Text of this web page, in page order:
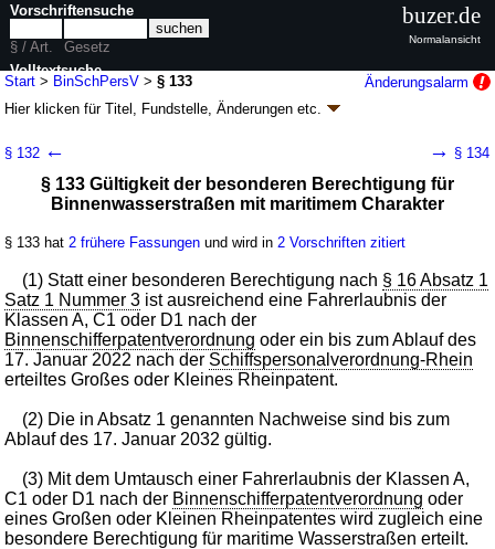
Start > BinSchPersV >§ 133
Änderungsalarm
Hier klicken fürTitel, Fundstelle, Änderungen etc.
(BinSchPersV)
Artikel 1 V. v. 26.11.2021BGBl. I S. 4982 ( Nr. 81); zuletzt geändert durch
Artikel 2V. v. 17.12.2025BGBl. 2025 I Nr. 381
der Binnenschifffahrt
Teil 7 Übergangs- und Schlussbestimmungen
§ 132 ← → § 134
§ 133 Gültigkeit der besonderen Berechtigung für
Binnenwasserstraßen mit maritimem Charakter
§ 133 hat 2 frühere Fassungen und wird in 2 Vorschriften zitiert
(1) Statt einer besonderen Berechtigung nach § 16 Absatz 1
Satz 1 Nummer 3 ist ausreichend eine Fahrerlaubnis der
Klassen A, C1 oder D1 nach der
Binnenschifferpatentverordnung oder ein bis zum Ablauf des
17. Januar 2022 nach der Schiffspersonalverordnung-Rhein
erteiltes Großes oder Kleines Rheinpatent.
(2) Die in Absatz 1 genannten Nachweise sind bis zum
Ablauf des 17. Januar 2032 gültig.
(3) Mit dem Umtausch einer Fahrerlaubnis der Klassen A,
C1 oder D1 nach der Binnenschifferpatentverordnung oder
eines Großen oder Kleinen Rheinpatentes wird zugleich eine
besondere Berechtigung für maritime Wasserstraßen erteilt.
Vorschriftensuche
§ / Art.
Gesetz
Volltextsuche
nur in BinSchPersV
buzer.de
Normalansicht